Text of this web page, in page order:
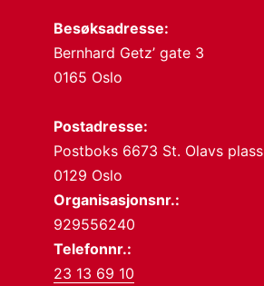
Besøksadresse:
Bernhard Getz’ gate 3
0165 Oslo
Postadresse:
Postboks 6673 St. Olavs plass
0129 Oslo
Organisasjonsnr.:
929556240
Telefonnr.:
23 13 69 10